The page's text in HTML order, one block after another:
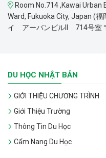
Room No.714 ,Kawai
Ward, Fukuoka City, Japan (
イ アーバンビルII 714号室
DU HỌC NHẬT BẢN
GIỚI THIỆU CHƯƠNG TRÌNH
Giới Thiệu Trường
Thông Tin Du Học
Cẩm Nang Du Học